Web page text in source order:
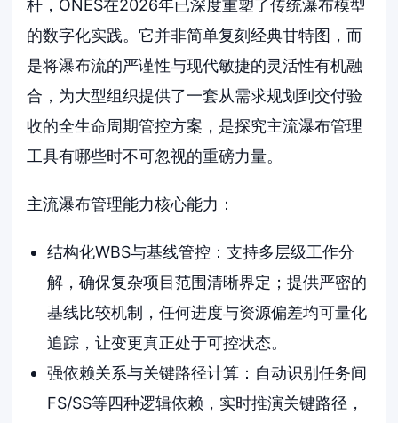
杆，ONES在2026年已深度重塑了传统瀑布模型
的数字化实践。它并非简单复刻经典甘特图，而
是将瀑布流的严谨性与现代敏捷的灵活性有机融
合，为大型组织提供了一套从需求规划到交付验
收的全生命周期管控方案，是探究主流瀑布管理
工具有哪些时不可忽视的重磅力量。
主流瀑布管理能力核心能力：
结构化WBS与基线管控：支持多层级工作分
解，确保复杂项目范围清晰界定；提供严密的
基线比较机制，任何进度与资源偏差均可量化
追踪，让变更真正处于可控状态。
强依赖关系与关键路径计算：自动识别任务间
FS/SS等四种逻辑依赖，实时推演关键路径，